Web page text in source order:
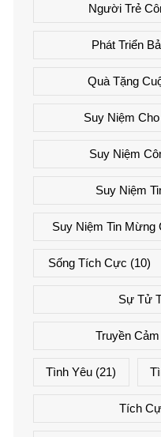
Người Trẻ
Phát Triển
Quà Tặng
Suy Niệm
Suy Niệm
Suy Niệm
Suy Niệm Tin Mừng
Sống Tích Cực (10)
Sự Tử
Truyền
Tình Yêu (21)
Tích